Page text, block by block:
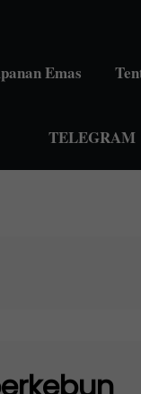
Emas
TELEGRAM